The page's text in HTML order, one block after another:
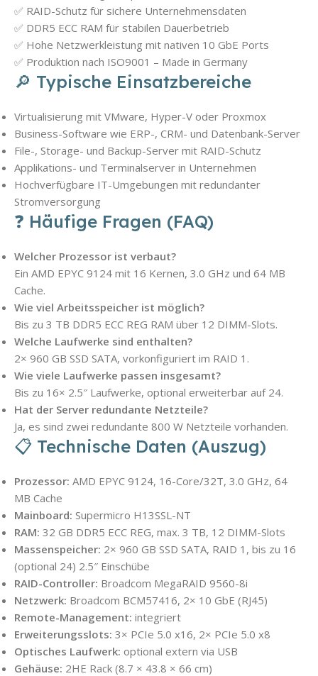
✅ RAID-Schutz für sichere Unternehmensdaten
✅ DDR5 ECC RAM für stabilen Dauerbetrieb
✅ Hohe Netzwerkleistung mit nativen 10 GbE Ports
✅ Produktion nach ISO9001 – Made in Germany
🔎 Typische Einsatzbereiche
Virtualisierung mit VMware, Hyper-V oder Proxmox
Business-Software wie ERP-, CRM- und Datenbank-Server
File-, Storage- und Backup-Server mit RAID-Schutz
Applikations- und Terminalserver in Unternehmen
Hochverfügbare IT-Umgebungen mit redundanter
Stromversorgung
❓ Häufige Fragen (FAQ)
Welcher Prozessor ist verbaut?
Ein AMD EPYC 9124 mit 16 Kernen, 3.0 GHz und 64 MB
Cache.
Wie viel Arbeitsspeicher ist möglich?
Bis zu 3 TB DDR5 ECC REG RAM über 12 DIMM-Slots.
Welche Laufwerke sind enthalten?
2× 960 GB SSD SATA, vorkonfiguriert im RAID 1.
Wie viele Laufwerke passen insgesamt?
Bis zu 16× 2.5″ Laufwerke, optional erweiterbar auf 24.
Hat der Server redundante Netzteile?
Ja, es sind zwei redundante 800 W Netzteile vorhanden.
📋 Technische Daten (Auszug)
Prozessor: AMD EPYC 9124, 16-Core/32T, 3.0 GHz, 64
MB Cache
Mainboard: Supermicro H13SSL-NT
RAM: 32 GB DDR5 ECC REG, max. 3 TB, 12 DIMM-Slots
Massenspeicher: 2× 960 GB SSD SATA, RAID 1, bis zu 16
(optional 24) 2.5″ Einschübe
RAID-Controller: Broadcom MegaRAID 9560-8i
Netzwerk: Broadcom BCM57416, 2× 10 GbE (RJ45)
Remote-Management: integriert
Erweiterungsslots: 3× PCIe 5.0 x16, 2× PCIe 5.0 x8
Optisches Laufwerk: optional extern via USB
Gehäuse: 2HE Rack (8.7 × 43.8 × 66 cm)